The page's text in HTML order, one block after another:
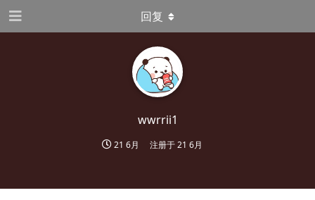
wwrrii1
21 6月 注册于21 6月
回复